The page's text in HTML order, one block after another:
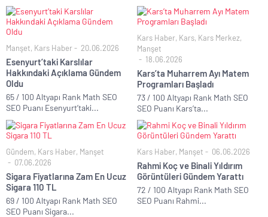
Manşet, Kars Haber 20.06.2026
Esenyurt’taki Karslılar
Hakkındaki Açıklama Gündem
Oldu
65 / 100 Altyapı Rank Math SEO
SEO Puanı Esenyurt’taki...
Kars Haber, Kars, Kars Merkez,
Manşet
18.06.2026
Kars’ta Muharrem Ayı Matem
Programları Başladı
73 / 100 Altyapı Rank Math SEO
SEO Puanı Kars’ta...
Gündem, Kars Haber, Manşet
07.06.2026
Sigara Fiyatlarına Zam En Ucuz
Sigara 110 TL
69 / 100 Altyapı Rank Math SEO
SEO Puanı Sigara...
Kars Haber, Manşet 06.06.2026
Rahmi Koç ve Binali Yıldırım
Görüntüleri Gündem Yarattı
72 / 100 Altyapı Rank Math SEO
SEO Puanı Rahmi...